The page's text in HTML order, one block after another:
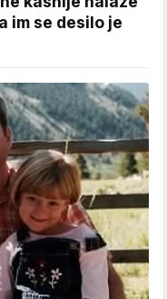
im se desilo je